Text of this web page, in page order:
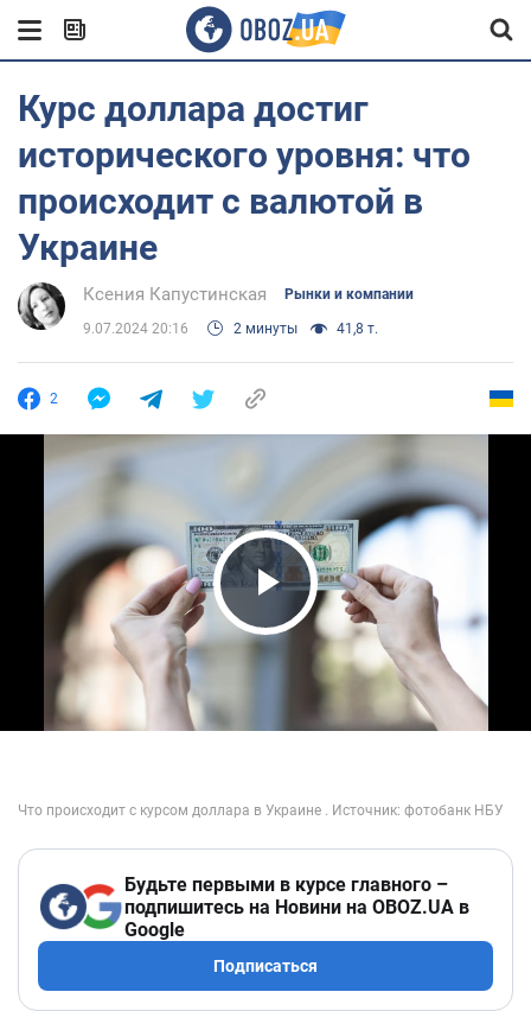
Курс доллара достиг
исторического уровня: что
происходит с валютой в
Украине
Ксения Капустинская Рынки и компании
9.07.2024 20:16 2 минуты 41,8 т.
2
Play Video
Будьте первыми в курсе главного –
подпишитесь на Новини на OBOZ.UA в
Google
Подписаться